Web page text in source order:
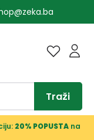
Traži
20% POPUSTAna